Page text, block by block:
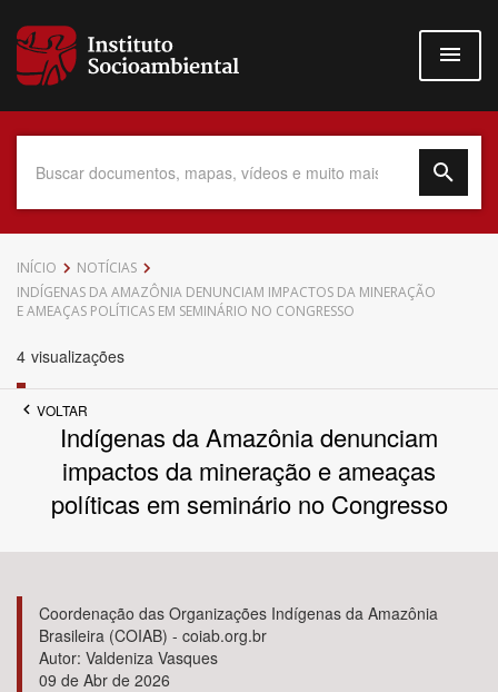
para
conteúdo
Data do Documento
Povo Indígena
Bioma / Bacia
Tema
Subtema
INÍCIO
NOTÍCIAS
INDÍGENAS DA AMAZÔNIA DENUNCIAM IMPACTOS DA MINERAÇÃO
E AMEAÇAS POLÍTICAS EM SEMINÁRIO NO CONGRESSO
4 visualizações
VOLTAR
Indígenas da Amazônia denunciam
impactos da mineração e ameaças
políticas em seminário no Congresso
Coordenação das Organizações Indígenas da Amazônia
Brasileira (COIAB) - coiab.org.br
Autor: Valdeniza Vasques
09 de Abr de 2026